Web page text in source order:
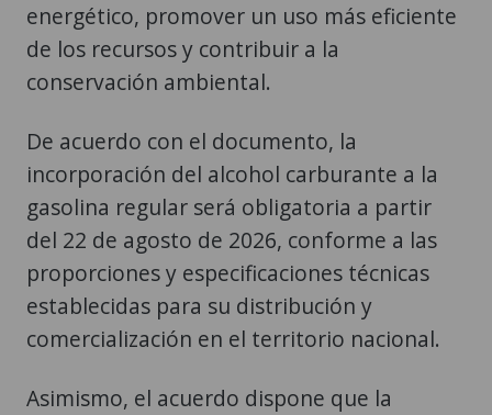
energético, promover un uso más eficiente
de los recursos y contribuir a la
conservación ambiental.
De acuerdo con el documento, la
incorporación del alcohol carburante a la
gasolina regular será obligatoria a partir
del 22 de agosto de 2026, conforme a las
proporciones y especificaciones técnicas
establecidas para su distribución y
comercialización en el territorio nacional.
Asimismo, el acuerdo dispone que la